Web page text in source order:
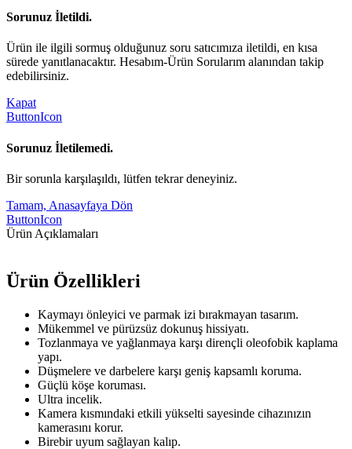
Sorunuz İletildi.
Ürün ile ilgili sormuş olduğunuz soru satıcımıza iletildi, en kısa
sürede yanıtlanacaktır. Hesabım-Ürün Sorularım alanından takip
edebilirsiniz.
Kapat
ButtonIcon
Sorunuz İletilemedi.
Bir sorunla karşılaşıldı, lütfen tekrar deneyiniz.
Tamam, Anasayfaya Dön
ButtonIcon
Ürün Açıklamaları
Ürün Özellikleri
Kaymayı önleyici ve parmak izi bırakmayan tasarım.
Mükemmel ve pürüzsüz dokunuş hissiyatı.
Tozlanmaya ve yağlanmaya karşı dirençli oleofobik kaplama
yapı.
Düşmelere ve darbelere karşı geniş kapsamlı koruma.
Güçlü köşe koruması.
Ultra incelik.
Kamera kısmındaki etkili yükselti sayesinde cihazınızın
kamerasını korur.
Birebir uyum sağlayan kalıp.